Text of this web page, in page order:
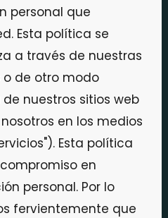
personal que
Esta política se
a través de nuestras
de otro modo
nuestros sitios web
en los medios
Esta política
en
personal. Por lo
fervientemente que